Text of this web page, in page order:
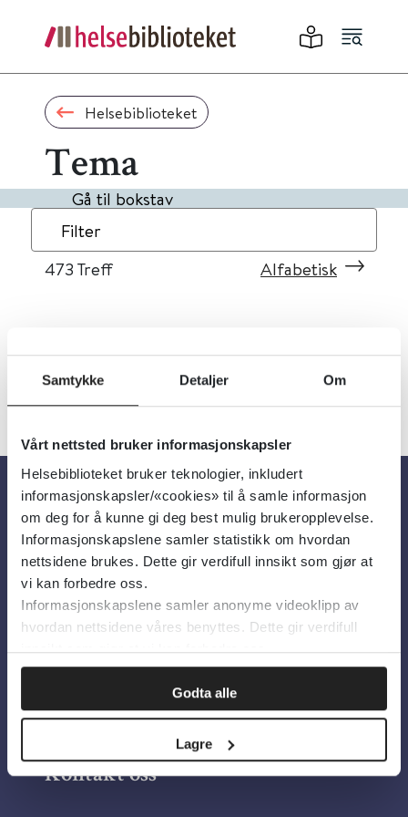
Samtykke Detaljer Om
Vårt nettsted bruker informasjonskapsler
Helsebiblioteket bruker teknologier, inkludert
informasjonskapsler/«cookies» til å samle informasjon
om deg for å kunne gi deg best mulig brukeropplevelse.
Informasjonskapslene samler statistikk om hvordan
nettsidene brukes. Dette gir verdifull innsikt som gjør at
vi kan forbedre oss.
Informasjonskapslene samler anonyme videoklipp av
hvordan nettsidene våres benyttes. Dette gir verdifull
innsikt som gjør at vi kan forbedre oss.
Godta alle
Lagre
Helsebiblioteket
Tema
Gå til bokstav
Filter
473 Treff Alfabetisk
« 1 45 48
Om oss
Om Helsebiblioteket
Personvern og informasjonskapsler
Tilgjengelighetserklæring
Information in English
Bilder fra Colourbox.com
Kontakt oss